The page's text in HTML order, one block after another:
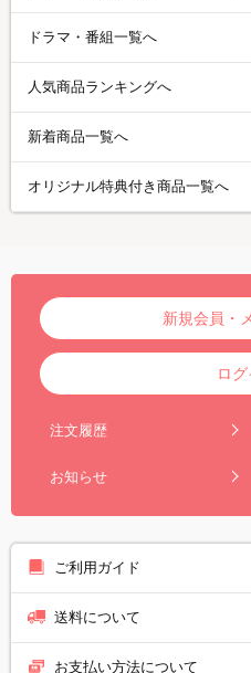
ドラマ・番組一覧へ
人気商品ランキングへ
新着商品一覧へ
オリジナル特典付き商品一覧へ
新規会員・
ロ
注文履歴
お知らせ
ご利用ガイド
送料について
お支払い方法について